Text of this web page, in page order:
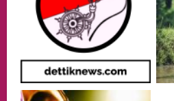
3
Health
Aliyuddin:
Harus
Menjaga Nama
05/08/2026